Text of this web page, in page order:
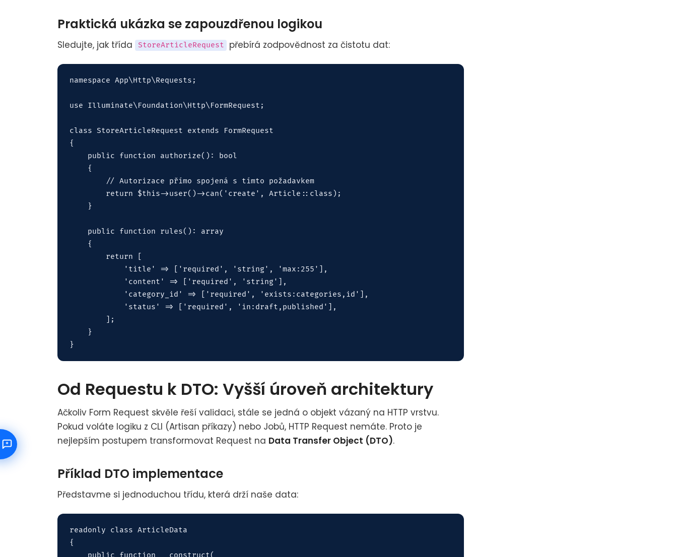
Praktická ukázka se zapouzdřenou logikou
Sledujte, jak třída StoreArticleRequest přebírá zodpovědnost za čistotu dat:
namespace App\Http\Requests;
use Illuminate\Foundation\Http\FormRequest;
class StoreArticleRequest extends FormRequest
{
    public function authorize(): bool
    {
        // Autorizace přímo spojená s tímto požadavkem
        return $this->user()->can('create', Article::class);
    }
    public function rules(): array
    {
        return [
            'title' => ['required', 'string', 'max:255'],
            'content' => ['required', 'string'],
            'category_id' => ['required', 'exists:categories,id'],
            'status' => ['required', 'in:draft,published'],
        ];
    }
Od Requestu k DTO: Vyšší úroveň architektury
Ačkoliv Form Request skvěle řeší validaci, stále se jedná o objekt vázaný na HTTP vrstvu.
Pokud voláte logiku z CLI (Artisan příkazy) nebo Jobů, HTTP Request nemáte. Proto je
nejlepším postupem transformovat Request na Data Transfer Object (DTO).
Příklad DTO implementace
Představme si jednoduchou třídu, která drží naše data:
readonly class ArticleData
{
    public function __construct(